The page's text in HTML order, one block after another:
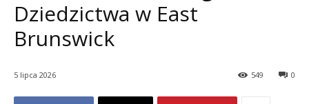
Dziedzictwa w East
Brunswick
5 lipca 2026 0
549